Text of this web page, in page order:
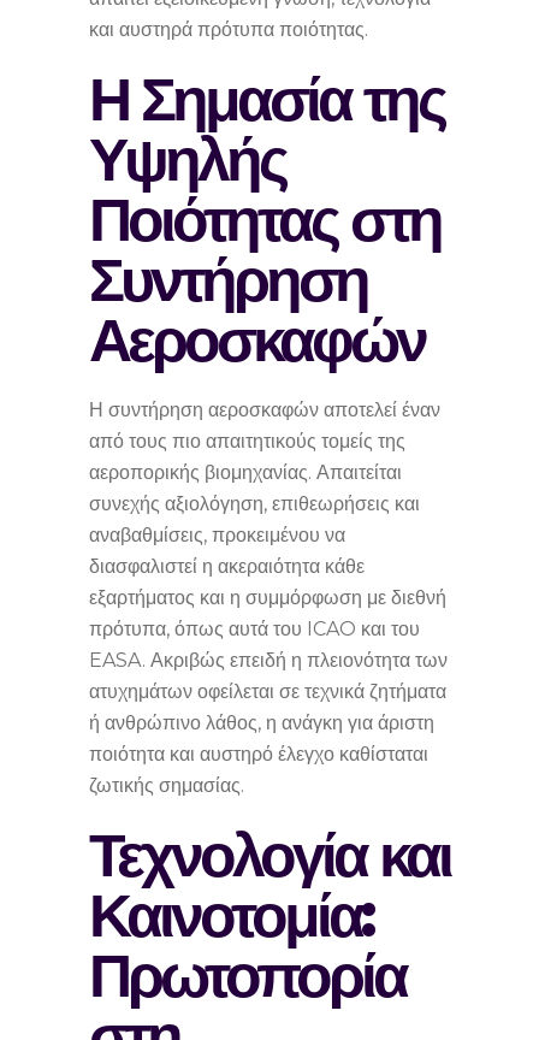
και αυστηρά πρότυπα ποιότητας.
Η Σημασία της
Υψηλής
Ποιότητας στη
Συντήρηση
Αεροσκαφών
Η συντήρηση αεροσκαφών αποτελεί έναν
από τους πιο απαιτητικούς τομείς της
αεροπορικής βιομηχανίας. Απαιτείται
συνεχής αξιολόγηση, επιθεωρήσεις και
αναβαθμίσεις, προκειμένου να
διασφαλιστεί η ακεραιότητα κάθε
εξαρτήματος και η συμμόρφωση με διεθνή
πρότυπα, όπως αυτά του ICAO και του
EASA. Ακριβώς επειδή η πλειονότητα των
ατυχημάτων οφείλεται σε τεχνικά ζητήματα
ή ανθρώπινο λάθος, η ανάγκη για άριστη
ποιότητα και αυστηρό έλεγχο καθίσταται
ζωτικής σημασίας.
Τεχνολογία και
Καινοτομία:
Πρωτοπορία